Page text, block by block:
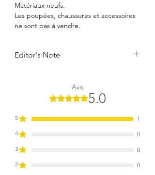
Matériaux neufs.
Les poupées, chaussures et accessoires
ne sont pas à vendre.
Editor's Note
boudoir.Discover our best seller Bow
Dreams lingerie teamed with the
matching tulle gown in one perfect
Boudior Set. Silmple yet delicatly
beautiful, a perfect for dolls' boudoir!
Avis
Noté 5 sur 5.5.0
5
1
4
0
3
0
2
0